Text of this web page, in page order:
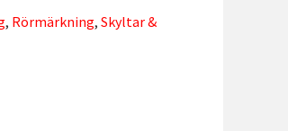
, Rörmärkning, Skyltar &